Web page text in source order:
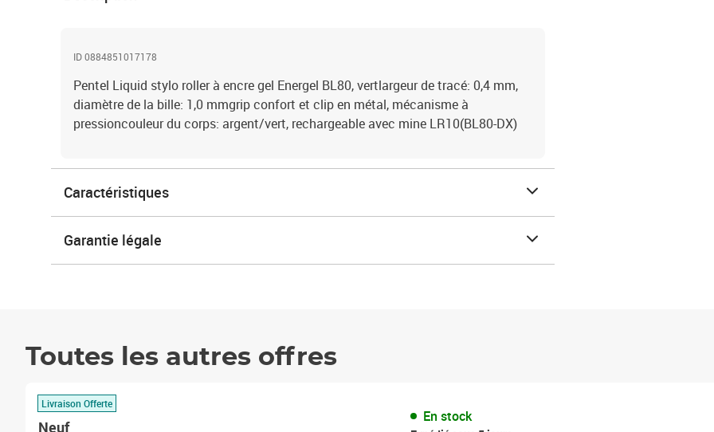
ID 0884851017178
Pentel Liquid stylo roller à encre gel Energel BL80, vertlargeur de tracé: 0,4 mm,
diamètre de la bille: 1,0 mmgrip confort et clip en métal, mécanisme à
pressioncouleur du corps: argent/vert, rechargeable avec mine LR10(BL80-DX)
Caractéristiques
Garantie légale
Toutes les autres offres
Livraison Offerte
Neuf
En stock